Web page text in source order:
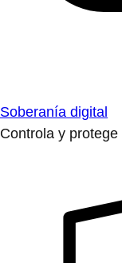
Soberanía digital
Controla y